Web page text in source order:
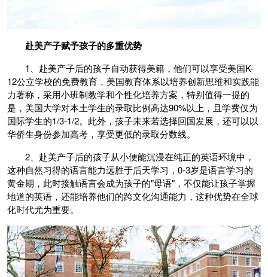
赴美产子赋予孩子的多重优势
1、赴美产子后的孩子自动获得美籍，他们可以享受美国K-
12公立学校的免费教育，美国教育体系以培养创新思维和实践能
力著称，采用小班制教学和个性化培养方案，特别值得一提的
是，美国大学对本土学生的录取比例高达90%以上，且学费仅为
国际学生的1/3-1/2。此外，孩子未来若选择回国发展，还可以以
华侨生身份参加高考，享受更低的录取分数线。
2、赴美产子后的孩子从小便能沉浸在纯正的英语环境中，
这种自然习得的语言能力远胜于后天学习，0-3岁是语言学习的
黄金期，此时接触语言会成为孩子的"母语"，不仅能让孩子掌握
地道的英语，还能培养他们的跨文化沟通能力，这种优势在全球
化时代尤为重要。